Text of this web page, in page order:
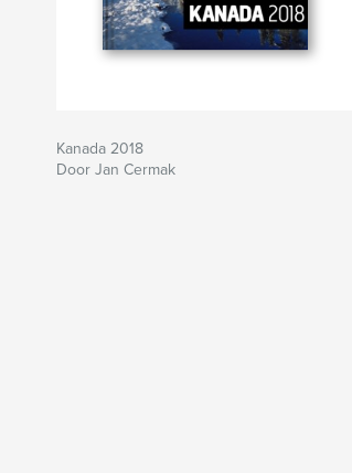
Kanada 2018
Door Jan Cermak